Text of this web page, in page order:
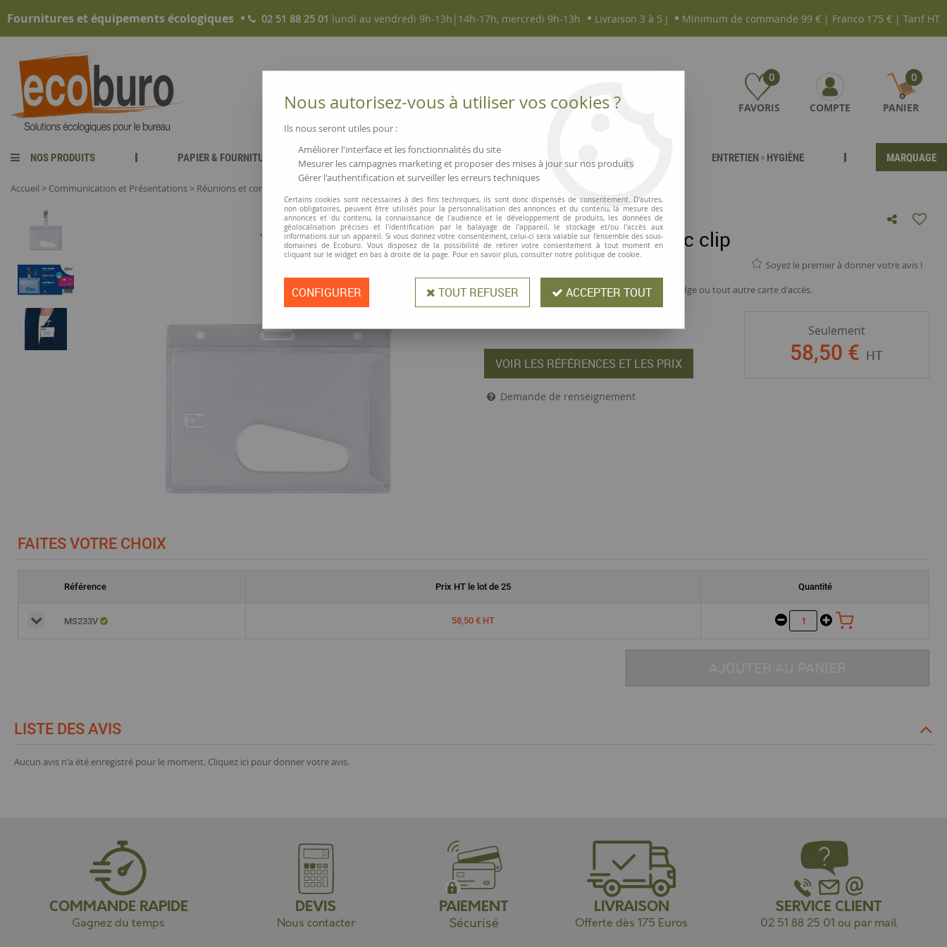
Fournitures et équipements écologiques 02 51 88 25 01 lundi au vendredi 9h-13h|14h-17h, mercredi 9h-13h Livraison 3 à 5 j Minimum de commande 99 € | Franco 175 € | Tarif HT
0
FAVORIS COMPTE
0
PANIER
NOS PRODUITS PAPIER & FOURNITURES NOUVEAUTÉS MAGASINS ▫ COMMERCES ENTRETIEN ▫ HYGIÈNE MARQUAGE
Accueil > Communication et Présentations > Réunions et conférences
Porte badge Avery avec clip
Soyez le premier à donner votre avis !
Lot de 25 porte-cartes à pince pour y insérer badge ou tout autre carte d'accès.
VOIR LES RÉFÉRENCES ET LES PRIX
Seulement
58,50 € HT
Demande de renseignement
FAITES VOTRE CHOIX
Référence Prix HT le lot de 25 Quantité
MS233V 58,50 € HT
LISTE DES AVIS
Aucun avis n'a été enregistré pour le moment. Cliquez ici pour donner votre avis.
COMMANDE RAPIDE
Gagnez du temps
DEVIS
Nous contacter
PAIEMENT
Sécurisé
LIVRAISON
Offerte dès 175 Euros
SERVICE CLIENT
02 51 88 25 01 ou par mail
Nous autorisez-vous à utiliser vos cookies ?
Ils nous seront utiles pour :
Améliorer l'interface et les fonctionnalités du site
Mesurer les campagnes marketing et proposer des mises à jour sur nos produits
Gérer l'authentification et surveiller les erreurs techniques
Certains cookies sont nécessaires à des fins techniques, ils sont donc dispensés de consentement. D'autres,
non obligatoires, peuvent être utilisés pour la personnalisation des annonces et du contenu, la mesure des
annonces et du contenu, la connaissance de l'audience et le développement de produits, les données de
géolocalisation précises et l'identification par le balayage de l'appareil, le stockage et/ou l'accès aux
informations sur un appareil. Si vous donnez votre consentement, celui-ci sera valable sur l’ensemble des sous-
domaines de Ecoburo. Vous disposez de la possibilité de retirer votre consentement à tout moment en
cliquant sur le widget en bas à droite de la page. Pour en savoir plus, consulter notre politique de cookie.
CONFIGURER TOUT REFUSER ACCEPTER TOUT